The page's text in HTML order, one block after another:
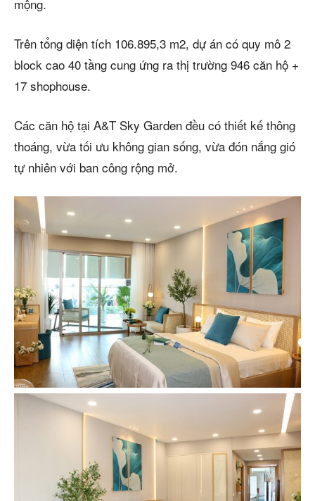
mộng.
Trên tổng diện tích 106.895,3 m2, dự án có quy mô 2
block cao 40 tầng cung ứng ra thị trường 946 căn hộ +
17 shophouse.
Các căn hộ tại A&T Sky Garden đều có thiết kế thông
thoáng, vừa tối ưu không gian sống, vừa đón nắng gió
tự nhiên với ban công rộng mở.